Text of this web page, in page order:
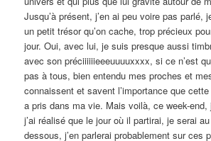
Jusqu’à présent, j’en ai peu voire pas parlé,
un petit trésor qu’on cache, trop précieux
jour. Oui, avec lui, je suis presque aussi
avec son préciiiiiieeeuuuuxxxx, si ce n’est
pas à tous, bien entendu mes proches et
connaissent et savent l’importance que
a pris dans ma vie. Mais voilà, ce week-end,
j’ai réalisé que le jour où il partirai, je serai
dessous, j’en parlerai probablement sur ces